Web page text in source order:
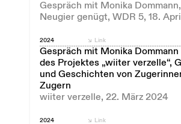
Gespräch mit Monika
Neugier genügt, WDR 5, 18.
2024
Gespräch mit Monika Dommann
des Projektes „wiiter verzelle“,
und Geschichten von
Zugern
wiiter verzelle, 22. März 2024
Link
2024 Link